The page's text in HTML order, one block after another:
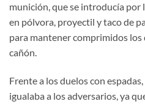
munición, que se introducía por
en pólvora, proyectil y taco de
para mantener comprimidos
cañón.
Frente a los duelos con
igualaba a los adversarios, ya